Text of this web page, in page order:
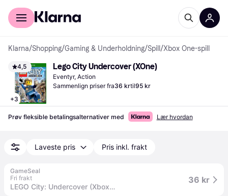
For kunder
Klarna/Shopping/Gaming & Underholdning/Spill /Xbox One-spill
4,5
+3
Lego City Undercover (XOne)
Eventyr, Action
Sammenlign priser fra36 krtil95 kr
Prøv fleksible betalingsalternativer med Lær hvordan
Laveste pris Pris inkl. frakt
GameSeal
Fri frakt
LEGO City: Undercover (Xbox One / Xbox Series X|S) Xbox Live Key - ARGENTINA
36 kr